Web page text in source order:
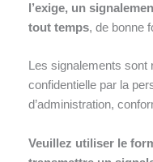
l’exige, un
tout temps, de bonne
Les signalements sont
confidentielle par la
d’administration,
Veuillez utiliser le